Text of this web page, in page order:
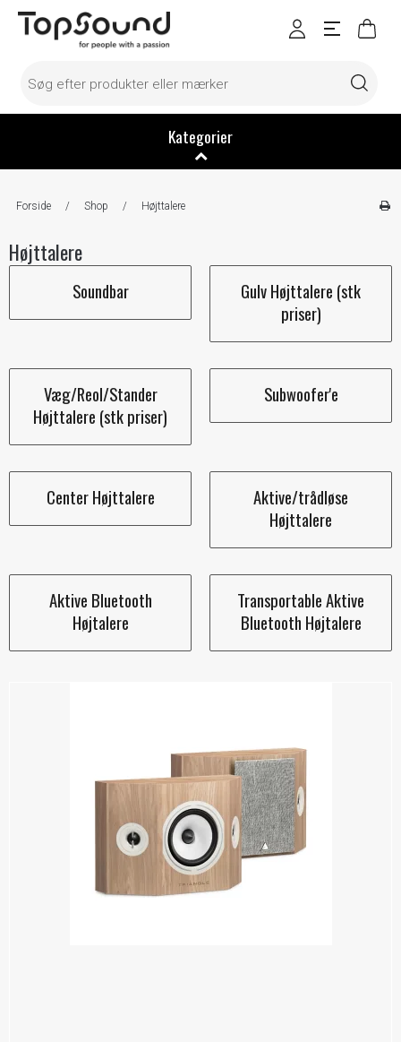
Kategorier
Forside / Shop / Højttalere
Højttalere
Soundbar
Gulv Højttalere (stk
priser)
Væg/Reol/Stander
Højttalere (stk priser)
Subwoofer'e
Center Højttalere
Aktive/trådløse
Højttalere
Aktive Bluetooth
Højtalere
Transportable Aktive
Bluetooth Højtalere